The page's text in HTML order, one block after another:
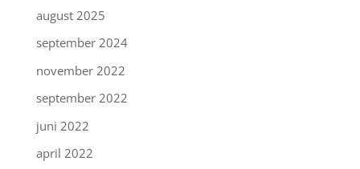
august 2025
september 2024
november 2022
september 2022
juni 2022
april 2022